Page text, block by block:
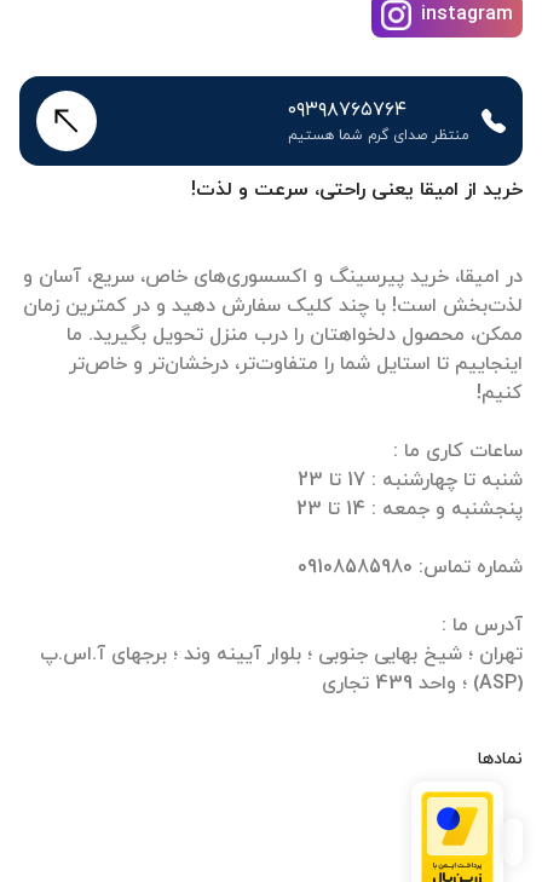
خرید از امیقا یعنی راحتی، سرعت و لذت!
در امیقا، خرید پیرسینگ و اکسسوری‌های خاص، سریع، آسان و
لذت‌بخش است! با چند کلیک سفارش دهید و در کمترین زمان
ممکن، محصول دلخواهتان را درب منزل تحویل بگیرید. ما
اینجاییم تا استایل شما را متفاوت‌تر، درخشان‌تر و خاص‌تر
تهران ؛ شیخ بهایی جنوبی ؛ بلوار آیینه وند ؛ برجهای آ.اس.پ
(ASP) ؛ واحد 439 تجاری
نمادها
instagram
۰۹۳۹۸۷۶۵۷۶۴
منتظر صدای گرم شما هستیم